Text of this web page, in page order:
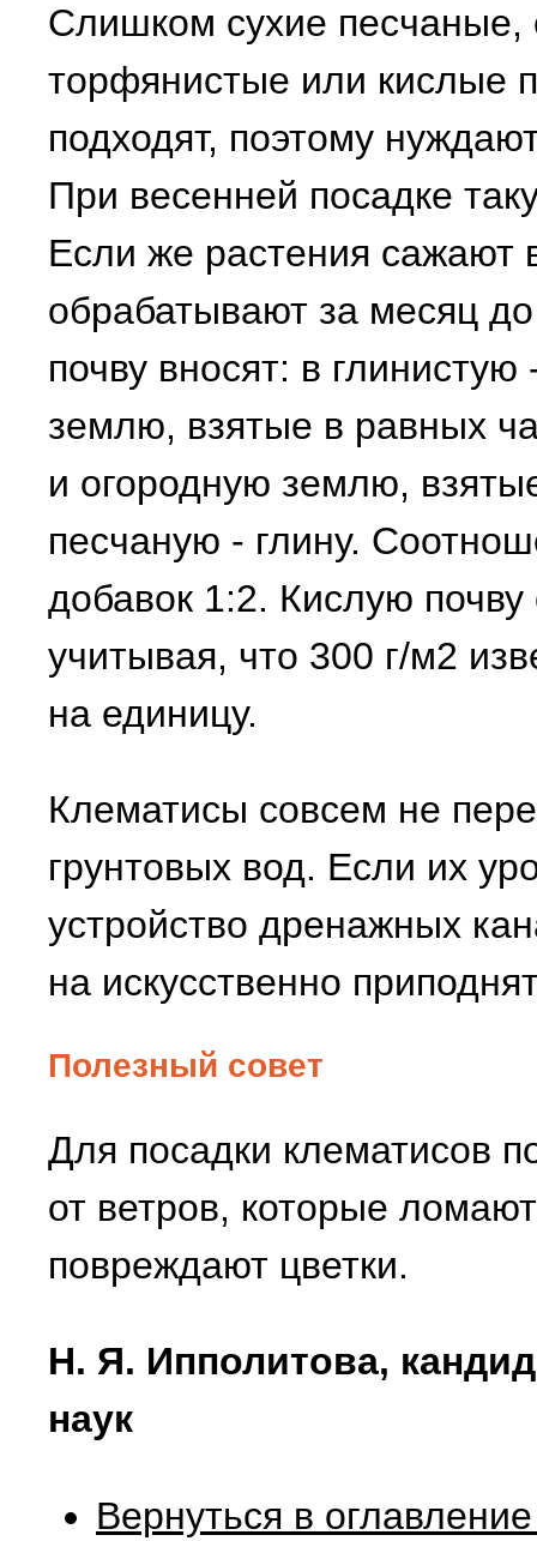
Слишком сухие
торфянистые или кислые
подходят, поэтому
При весенней посадке
Если же растения сажают
обрабатывают за месяц
почву вносят: в
землю, взятые в равных
и огородную землю,
песчаную - глину.
добавок 1:2. Кислую почву
учитывая, что 300 г/м2
на единицу.
Клематисы совсем не
грунтовых вод. Если их
устройство дренажных
на искусственно
Полезный совет
Для посадки клематисов
от ветров, которые
повреждают цветки.
Н. Я. Ипполитова,
наук
Вернуться в